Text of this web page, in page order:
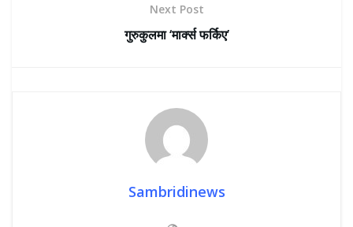
Next Post
गुरुकुलमा ‘मार्क्स फर्किए’
Sambridinews